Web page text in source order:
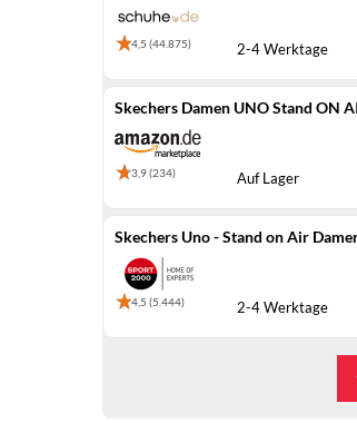
4,5 (44.875) 2-4 Werktage
Skechers Damen UNO Stand ON
3,9 (234) Auf Lager
Skechers Uno - Stand on Air
4,5 (5.444) 2-4 Werktage